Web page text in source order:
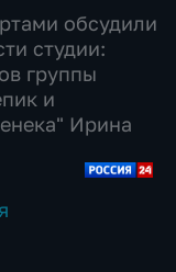
обсудили
студии:
группы
и
Ирина